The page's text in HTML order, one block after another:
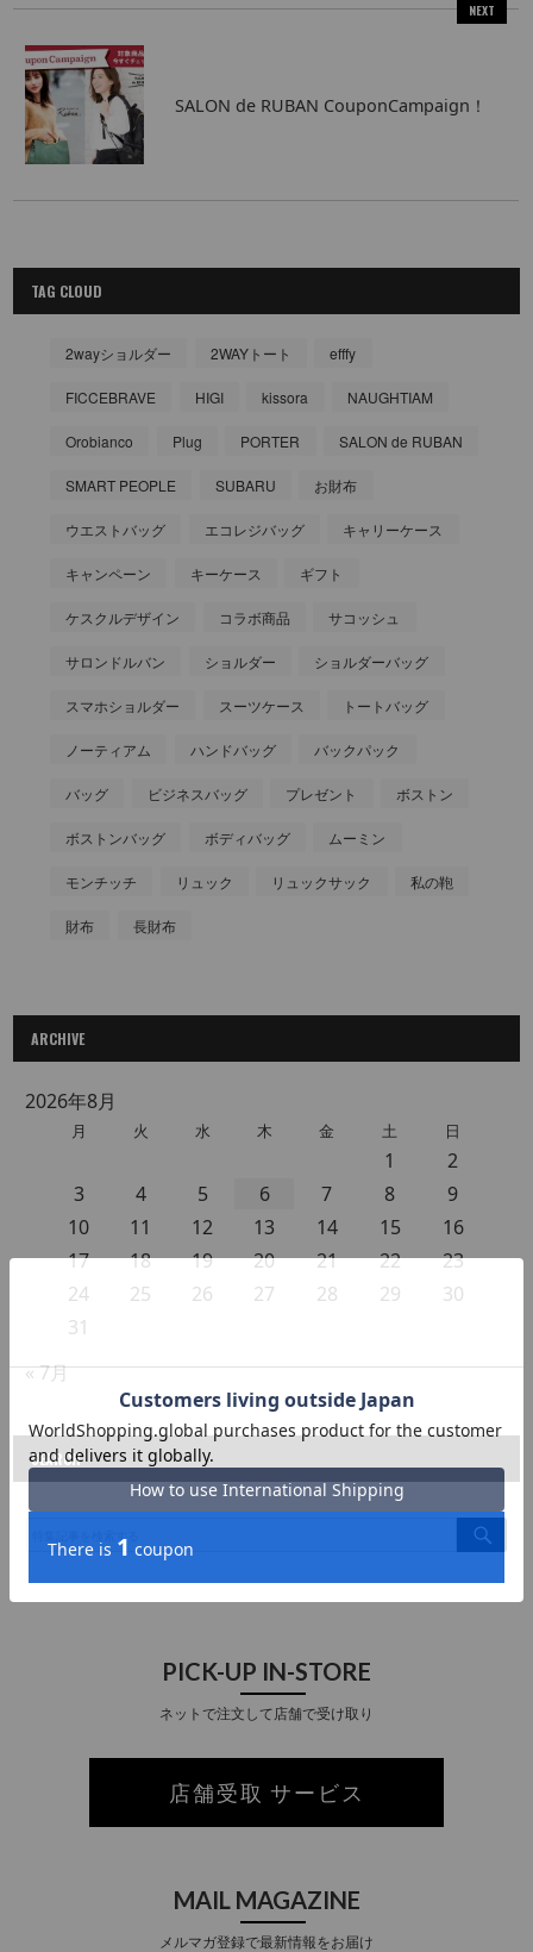
NEXT
SALON de RUBAN CouponCampaign！
TAG CLOUD
2wayショルダー 2WAYトート efffy
FICCEBRAVE HIGI kissora NAUGHTIAM
Orobianco Plug PORTER SALON de RUBAN
SMART PEOPLE SUBARU お財布
ウエストバッグ エコレジバッグ キャリーケース
キャンペーン キーケース ギフト
ケスクルデザイン コラボ商品 サコッシュ
サロンドルバン ショルダー ショルダーバッグ
スマホショルダー スーツケース トートバッグ
ノーティアム ハンドバッグ バックパック
バッグ ビジネスバッグ プレゼント ボストン
ボストンバッグ ボディバッグ ムーミン
モンチッチ リュック リュックサック 私の鞄
財布 長財布
ARCHIVE
2026年8月
月 火 水 木 金 土 日
1
2
3
4 5 6 7 8
9
10
11 12 13 14 15
16
17
18 19 20 21 22
23
24
25 26 27 28 29
30
31
« 7月
SEARCH
S
R
PICK-UP IN-STORE
ネットで注文して店舗で受け取り
店舗受取 サービス
MAIL MAGAZINE
メルマガ登録で最新情報をお届け